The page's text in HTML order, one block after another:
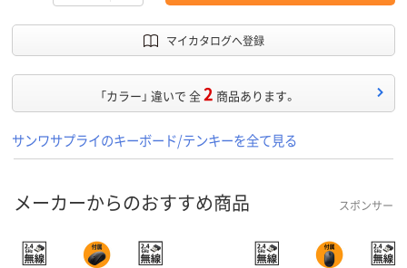
マイカタログへ登録
「カラー」 違いで 全2 商品あります。
サンワサプライのキーボード/テンキーを全て見る
メーカーからのおすすめ商品 スポンサー